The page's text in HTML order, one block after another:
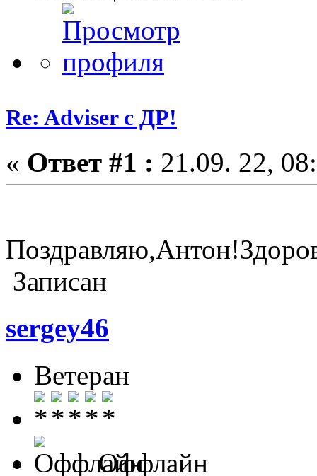
Re: Adviser с ДР!
« Ответ #1 : 21.09. 22,
Записан
sergey46
Ветеран
Оффлайн